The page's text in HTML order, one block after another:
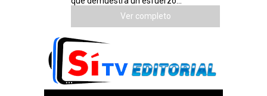
Ver completo